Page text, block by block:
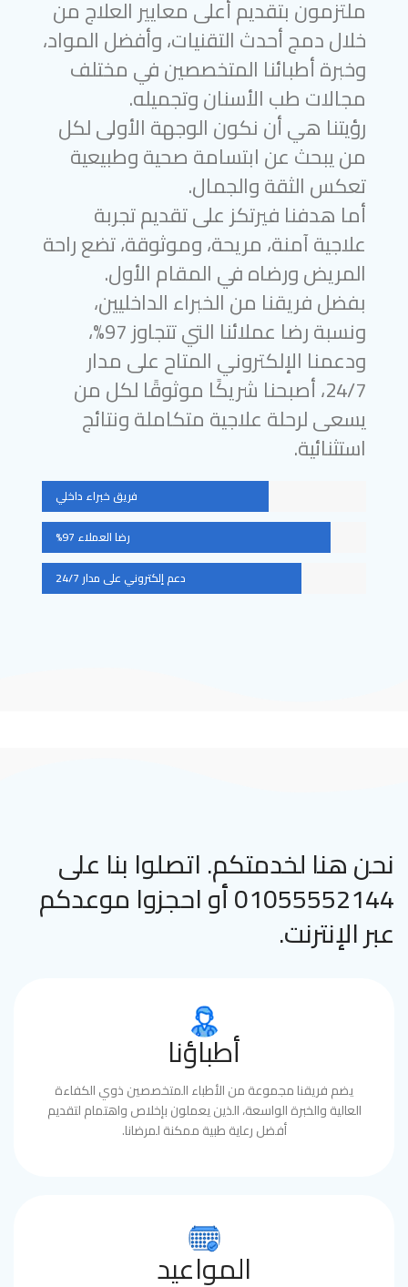
ملتزمون بتقديم أعلى معايير العلاج من
خلال دمج أحدث التقنيات، وأفضل المواد،
وخبرة أطبائنا المتخصصين في مختلف
مجالات طب الأسنان وتجميله.
رؤيتنا هي أن نكون الوجهة الأولى لكل
من يبحث عن ابتسامة صحية وطبيعية
تعكس الثقة والجمال.
أما هدفنا فيرتكز على تقديم تجربة
علاجية آمنة، مريحة، وموثوقة، تضع راحة
المريض ورضاه في المقام الأول.
بفضل فريقنا من الخبراء الداخليين،
ونسبة رضا عملائنا التي تتجاوز 97%،
ودعمنا الإلكتروني المتاح على مدار
24/7، أصبحنا شريكًا موثوقًا لكل من
يسعى لرحلة علاجية متكاملة ونتائج
استثنائية.
فريق خبراء داخلي
رضا العملاء 97%
دعم إلكتروني على مدار 24/7
نحن هنا لخدمتكم. اتصلوا بنا على
01055552144 أو احجزوا موعدكم
عبر الإنترنت.
أطباؤنا
يضم فريقنا مجموعة من الأطباء المتخصصين ذوي الكفاءة
العالية والخبرة الواسعة، الذين يعملون بإخلاص واهتمام لتقديم
أفضل رعاية طبية ممكنة لمرضانا.
المواعيد